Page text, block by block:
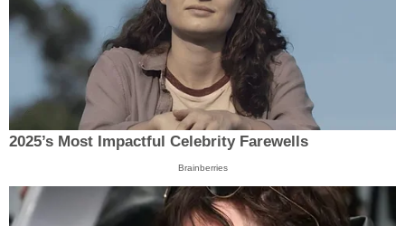
2025’s Most Impactful Celebrity Farewells
Brainberries